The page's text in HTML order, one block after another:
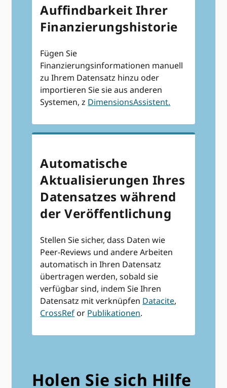
Auffindbarkeit Ihrer
Finanzierungshistorie
Fügen Sie
Finanzierungsinformationen manuell
zu Ihrem Datensatz hinzu oder
importieren Sie sie aus anderen
Systemen, z DimensionsAssistent.
Automatische
Aktualisierungen Ihres
Datensatzes während
der Veröffentlichung
Stellen Sie sicher, dass Daten wie
Peer-Reviews und andere Arbeiten
automatisch in Ihren Datensatz
übertragen werden, sobald sie
verfügbar sind, indem Sie Ihren
Datensatz mit verknüpfen Datacite,
CrossRef or Publikationen.
Holen Sie sich Hilfe